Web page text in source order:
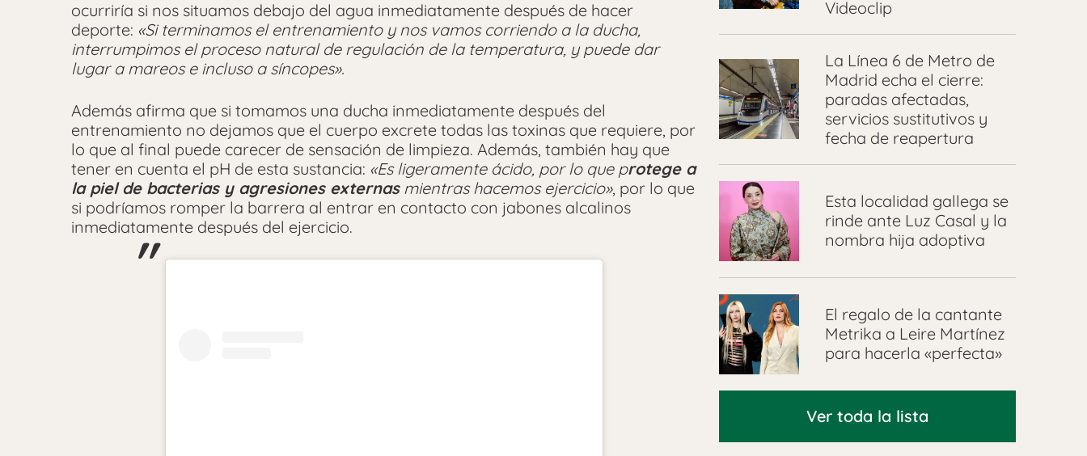
ocurriría si nos situamos debajo del agua inmediatamente después de hacer
deporte: «Si terminamos el entrenamiento y nos vamos corriendo a la ducha,
interrumpimos el proceso natural de regulación de la temperatura, y puede dar
lugar a mareos e incluso a síncopes».
Además afirma que si tomamos una ducha inmediatamente después del
entrenamiento no dejamos que el cuerpo excrete todas las toxinas que requiere, por
lo que al final puede carecer de sensación de limpieza. Además, también hay que
tener en cuenta el pH de esta sustancia: «Es ligeramente ácido, por lo que protege a
la piel de bacterias y agresiones externasmientras hacemos ejercicio», por lo que
si podríamos romper la barrera al entrar en contacto con jabones alcalinos
inmediatamente después del ejercicio.
Videoclip
La Línea 6 de Metro de
Madrid echa el cierre:
paradas afectadas,
servicios sustitutivos y
fecha de reapertura
Esta localidad gallega se
rinde ante Luz Casal y la
nombra hija adoptiva
El regalo de la cantante
Metrika a Leire Martínez
para hacerla «perfecta»
Ver toda la lista